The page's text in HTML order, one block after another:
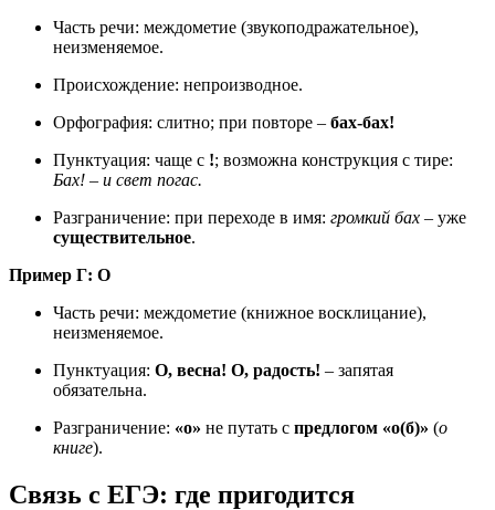
Часть речи: междометие (звукоподражательное),
неизменяемое.
Происхождение: непроизводное.
Орфография: слитно; при повторе – бах-бах!
Пунктуация: чаще с !; возможна конструкция с тире:
Бах! – и свет погас.
Разграничение: при переходе в имя: громкий бах – уже
существительное.
Пример Г: О
Часть речи: междометие (книжное восклицание),
неизменяемое.
Пунктуация: О, весна! О, радость! – запятая
обязательна.
Разграничение: «о» не путать с предлогом «о(б)» (о
книге).
Связь с ЕГЭ: где пригодится